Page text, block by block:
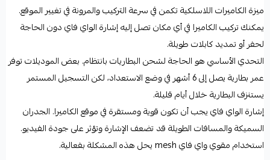
ميزة الكاميرات اللاسلكية تكمن في سرعة التركيب والمرونة في تغيير الموقع.
يمكنك تركيب الكاميرا في أي مكان تصل إليه إشارة الواي فاي دون الحاجة
لحفر أو تمديد كابلات طويلة.
التحدي الأساسي هو الحاجة لشحن البطاريات بانتظام. بعض الموديلات توفر
عمر بطارية يصل إلى 6 أشهر في وضع الاستعداد، لكن التسجيل المستمر
يستنزف البطارية خلال أيام قليلة.
إشارة الواي فاي يجب أن تكون قوية ومستقرة في موقع الكاميرا. الجدران
السميكة والمسافات الطويلة قد تضعف الإشارة وتؤثر على جودة الفيديو.
استخدام مقوي واي فاي mesh يحل هذه المشكلة بفعالية.